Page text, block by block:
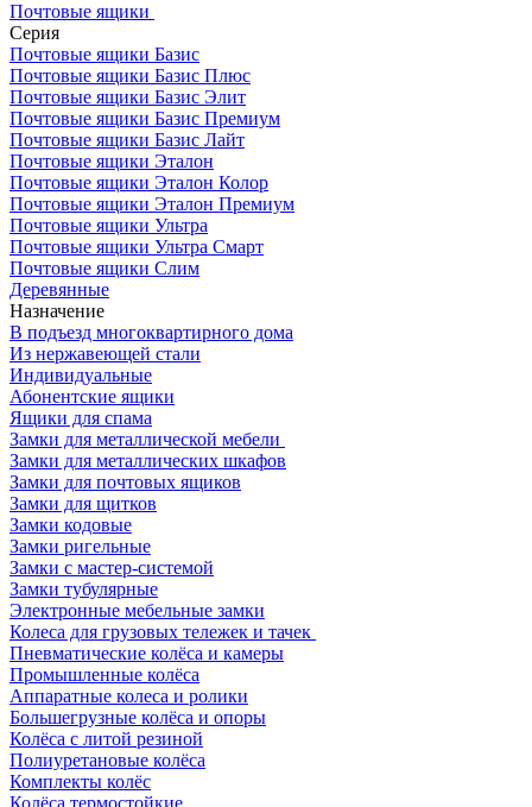
Почтовые ящики
Серия
Почтовые ящики Базис
Почтовые ящики Базис Плюс
Почтовые ящики Базис Элит
Почтовые ящики Базис Премиум
Почтовые ящики Базис Лайт
Почтовые ящики Эталон
Почтовые ящики Эталон Колор
Почтовые ящики Эталон Премиум
Почтовые ящики Ультра
Почтовые ящики Ультра Смарт
Почтовые ящики Слим
Деревянные
Назначение
В подъезд многоквартирного дома
Из нержавеющей стали
Индивидуальные
Абонентские ящики
Ящики для спама
Замки для металлической мебели
Замки для металлических шкафов
Замки для почтовых ящиков
Замки для щитков
Замки кодовые
Замки ригельные
Замки с мастер-системой
Замки тубулярные
Электронные мебельные замки
Колеса для грузовых тележек и тачек
Пневматические колёса и камеры
Промышленные колёса
Аппаратные колеса и ролики
Большегрузные колёса и опоры
Колёса с литой резиной
Полиуретановые колёса
Комплекты колёс
Колёса термостойкие